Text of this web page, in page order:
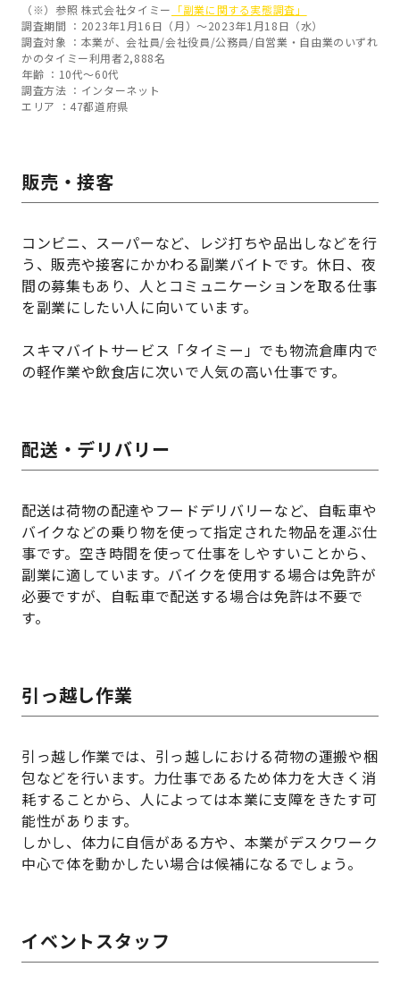
（※）参照 株式会社タイミー 「副業に関する実態調査」
調査期間 ：2023年1月16日（月）～2023年1月18日（水）
調査対象 ：本業が、会社員/会社役員/公務員/自営業・自由業のいずれ
かのタイミー利用者2,888名
年齢 ：10代～60代
調査方法 ：インターネット
エリア ：47都道府県
販売・接客
コンビニ、スーパーなど、レジ打ちや品出しなどを行
う、販売や接客にかかわる副業バイトです。休日、夜
間の募集もあり、人とコミュニケーションを取る仕事
を副業にしたい人に向いています。
スキマバイトサービス「タイミー」でも物流倉庫内で
の軽作業や飲食店に次いで人気の高い仕事です。
配送・デリバリー
配送は荷物の配達やフードデリバリーなど、自転車や
バイクなどの乗り物を使って指定された物品を運ぶ仕
事です。空き時間を使って仕事をしやすいことから、
副業に適しています。バイクを使用する場合は免許が
必要ですが、自転車で配送する場合は免許は不要で
す。
引っ越し作業
引っ越し作業では、引っ越しにおける荷物の運搬や梱
包などを行います。力仕事であるため体力を大きく消
耗することから、人によっては本業に支障をきたす可
能性があります。
しかし、体力に自信がある方や、本業がデスクワーク
中心で体を動かしたい場合は候補になるでしょう。
イベントスタッフ